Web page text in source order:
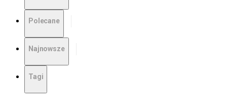
Polecane
Najnowsze
Tagi